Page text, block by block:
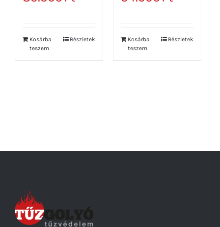
Kosárba
teszem
Részletek
Kosárba
teszem
Részletek